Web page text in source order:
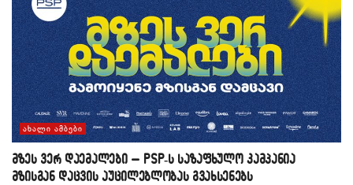
ᲐᲮᲐᲚᲘ ᲐᲛᲑᲔᲑᲘ
მზეს ვერ დაემალები – PSP-ს საზაფხულო კამპანია
მზისგან დაცვის აუცილებლობას გვახსენებს